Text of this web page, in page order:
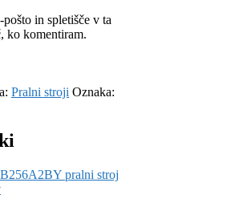
in spletišče v ta
ko komentiram.
Pralni stroji Oznaka: